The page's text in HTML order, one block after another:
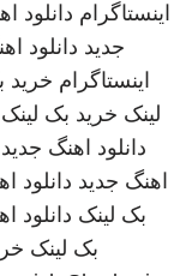
اینستاگرام دانلود
جدید دانلود
اینستاگرام خرید
لینک خرید بک لینک
دانلود اهنگ جدید
اهنگ جدید دانلود
بک لینک دانلود
بک لینک